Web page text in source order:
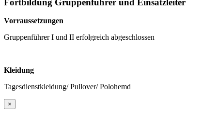
Vorraussetzungen
Gruppenführer I und II erfolgreich abgeschlossen
Kleidung
Tagesdienstkleidung/ Pullover/ Polohemd
×